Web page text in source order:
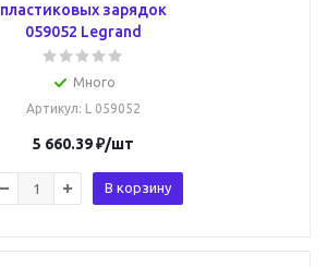
пластиковых зарядок
059052 Legrand
Много
Артикул: L 059052
5 660.39₽/шт
В корзину